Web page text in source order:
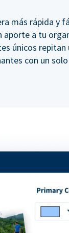
más rápida y
aporte a tu
únicos repitan
con un